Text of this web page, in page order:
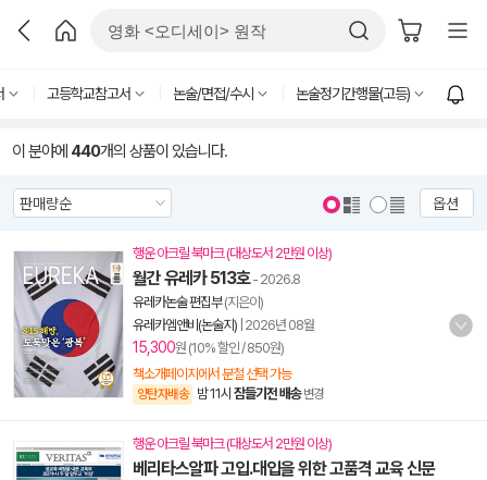
고등학교참고서 논술/면접/수시 논술정기간행물(고등)
이 분야에 440개의 상품이 있습니다.
옵션
행운 아크릴 북마크 (대상도서 2만원 이상)
월간 유레카 513호- 2026.8
유레카논술 편집부(지은이)
유레카엠앤비(논술지) 2026년 08월
15,300원 (10% 할인 / 850원)
책소개페이지에서 분철 선택 가능
양탄자배송 밤 11시 잠들기전 배송 변경
행운 아크릴 북마크 (대상도서 2만원 이상)
베리타스알파 고입.대입을 위한 고품격 교육 신문